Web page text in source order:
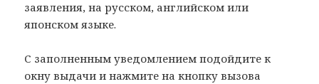
заявления, на русском, английском или
японском языке.
С заполненным уведомлением подойдите к
окну выдачи и нажмите на кнопку вызова